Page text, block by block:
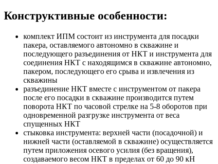
Конструктивные особенности:
комплект ИПМ состоит из инструмента для посадки
пакера, оставляемого автономно в скважине и
последующего разъединения от НКТ и инструмента для
соединения НКТ с находящимся в скважине автономно,
пакером, последующего его срыва и извлечения из
скважины
разъединение НКТ вместе с инструментом от пакера
после его посадки в скважине производится путем
поворота НКТ по часовой стрелке на 5-8 оборотов при
одновременной разгрузке инструмента от веса
спущенных НКТ
стыковка инструмента: верхней части (посадочной) и
нижней части (оставляемой в скважине) осуществляется
путем приложения осевого усилия (без вращения),
создаваемого весом НКТ в пределах от 60 до 90 кН